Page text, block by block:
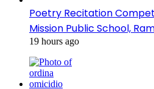
Poetry Recitation
Mission Public School,
19 hours ago